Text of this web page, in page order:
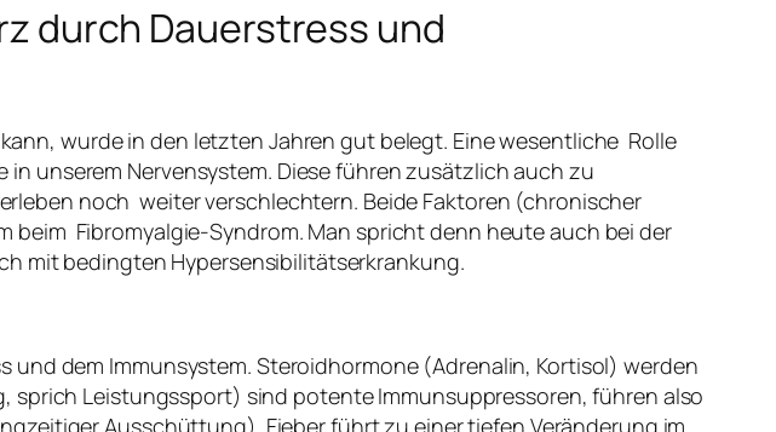
durch Dauerstress und
wurde in den letzten Jahren gut belegt. Eine wesentliche Rolle
unserem Nervensystem. Diese führen zusätzlich auch zu
noch weiter verschlechtern. Beide Faktoren (chronischer
beim Fibromyalgie-Syndrom. Man spricht denn heute auch bei der
mit bedingten Hypersensibilitätserkrankung.
dem Immunsystem. Steroidhormone (Adrenalin, Kortisol) werden
Leistungssport) sind potente Immunsuppressoren, führen also
Ausschüttung). Fieber führt zu einer tiefen Veränderung im